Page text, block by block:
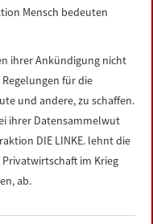
Mensch bedeuten
ihrer Ankündigung nicht
für die
und andere, zu schaffen.
ihrer Datensammelwut
DIE LINKE. lehnt die
im Krieg
ab.